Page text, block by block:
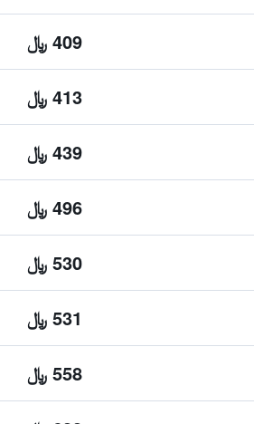
409 ﷼
413 ﷼
439 ﷼
496 ﷼
530 ﷼
531 ﷼
558 ﷼